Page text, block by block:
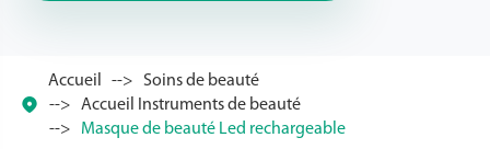

Accueil
Soins de beauté
Accueil Instruments de beauté
Masque de beauté Led rechargeable